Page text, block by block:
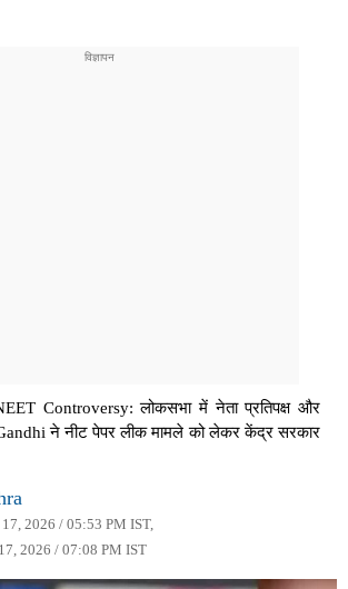
Controversy: लोकसभा में नेता प्रतिपक्ष और
ने नीट पेपर लीक मामले को लेकर केंद्र सरकार
2026 / 05:53 PM IST,
2026 / 07:08 PM IST